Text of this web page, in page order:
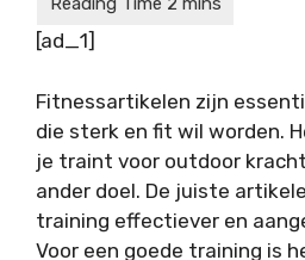
[ad_1]
Fitnessartikelen zijn
die sterk en fit wil worden.
je traint voor outdoor
ander doel. De juiste
training effectiever en
Voor een goede training is